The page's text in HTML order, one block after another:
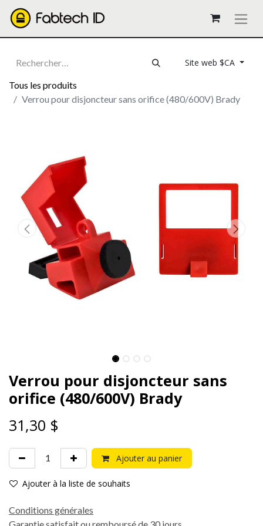
Site web $CA
Tous les produits
Verrou pour disjoncteur sans orifice (480/600V) Brady
Verrou pour disjoncteur sans
orifice (480/600V) Brady
31,30 $
Ajouter au panier
Ajouter à la liste de souhaits
Conditions générales
Garantie satisfait ou remboursé de 30 jours